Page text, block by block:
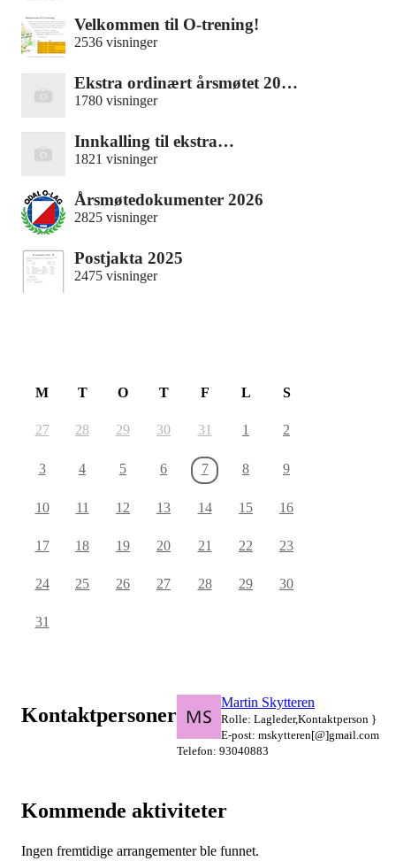
Velkommen til O-trening!
2536 visninger
Ekstra ordinært årsmøtet 20…
1780 visninger
Innkalling til ekstra…
1821 visninger
Årsmøtedokumenter 2026
2825 visninger
Postjakta 2025
2475 visninger
M T O T F L S
27 28 29 30 31 1 2
3 4 5 6 7 8 9
10 11 12 13 14 15 16
17 18 19 20 21 22 23
24 25 26 27 28 29 30
31
Kontaktpersoner
Martin Skytteren
Rolle: Lagleder,Kontaktperson }
E-post: mskytteren[@]gmail.com
Telefon: 93040883
Kommende aktiviteter
Ingen fremtidige arrangementer ble funnet.